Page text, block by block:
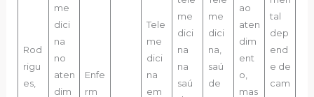
Rod
rigu
es,
me
dici
na
no
aten
dim
Enfe
rm
Tele
me
dici
na
em
me
dici
na
na
saú
me
dici
na,
saú
de
ao
aten
dim
ent
o,
mas
tal
dep
end
e de
cam